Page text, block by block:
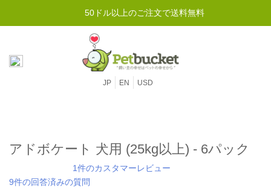
50ドル以上のご注文で送料無料
JP EN USD
アドボケート 犬用 (25kg以上) - 6パック
1件のカスタマーレビュー
9件の回答済みの質問